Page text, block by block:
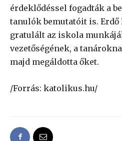
érdeklődéssel fogadták a
tanulók bemutatóit is. Erdő
gratulált az iskola
vezetőségének, a
majd megáldotta őket.
/Forrás: katolikus.hu/